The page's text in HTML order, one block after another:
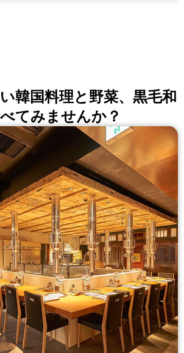
韓国料理と野菜、黒毛和
てみませんか？